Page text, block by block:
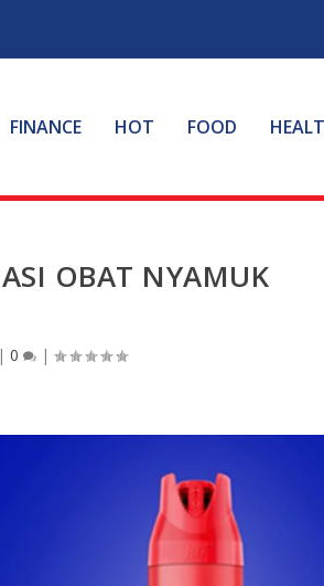
FINANCE HOT FOOD
OBAT NYAMUK
| 0 |